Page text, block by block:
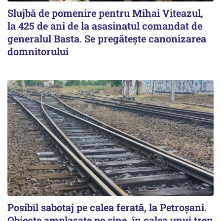
Slujbă de pomenire pentru Mihai Viteazul,
la 425 de ani de la asasinatul comandat de
generalul Basta. Se pregătește canonizarea
domnitorului
Posibil sabotaj pe calea ferată, la Petroșani.